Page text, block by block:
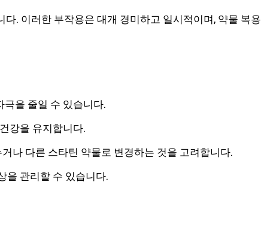
. 이러한 부작용은 대개 경미하고 일시적이며, 약물 복용
을 줄일 수 있습니다.
강을 유지합니다.
나 다른 스타틴 약물로 변경하는 것을 고려합니다.
을 관리할 수 있습니다.